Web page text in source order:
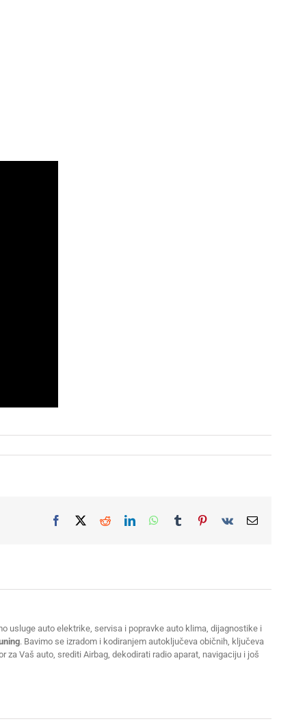
Facebook RedditLinkedInWhatsApp
Tumblr Pinterest
Vk Email
usluge auto elektrike, servisa i popravke auto klima, dijagnostike i
. Bavimo se izradom i kodiranjem autoključeva običnih, ključeva
Vaš auto, srediti Airbag, dekodirati radio aparat, navigaciju i još